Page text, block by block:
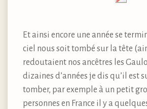
Et ainsi encore une année se
ciel nous soit tombé sur la tête
redoutaient nos ancêtres les
dizaines d’années je dis qu’il est
tomber, par exemple à un petit
personnes en France il y a